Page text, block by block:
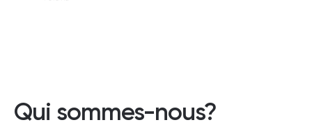
Qui sommes-nous?